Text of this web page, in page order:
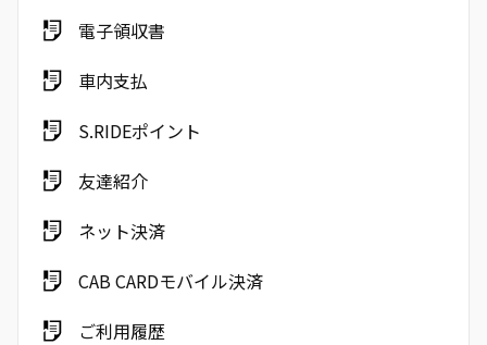
電子領収書
車内支払
S.RIDEポイント
友達紹介
ネット決済
CAB CARDモバイル決済
ご利用履歴